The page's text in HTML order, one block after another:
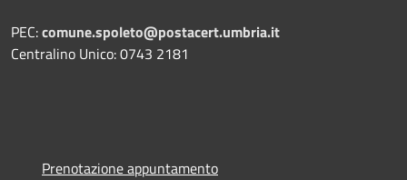
PEC:comune.spoleto@postacert.umbria.it
Centralino Unico: 0743 2181
Prenotazione appuntamento